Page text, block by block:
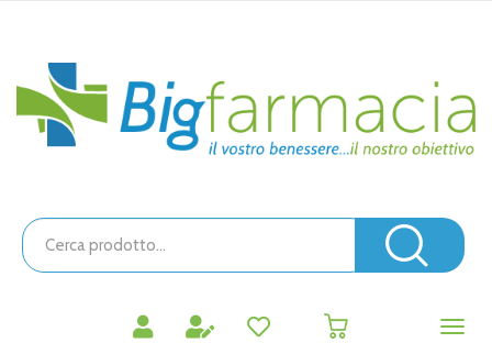
principaleBigfarmacia
Cerca
Prodotto